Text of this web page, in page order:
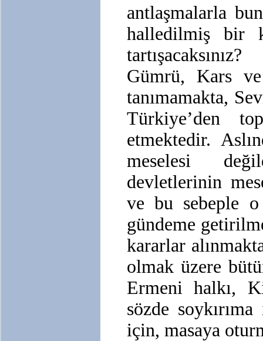
antlaşmalarla
halledilmiş bir
Gümrü, Kars ve
tanımamakta,
Türkiye’den
etmektedir.
meselesi
devletlerinin
ve bu sebeple o
gündeme
kararlar
olmak üzere
Ermeni halkı,
sözde soykırıma
için, masaya